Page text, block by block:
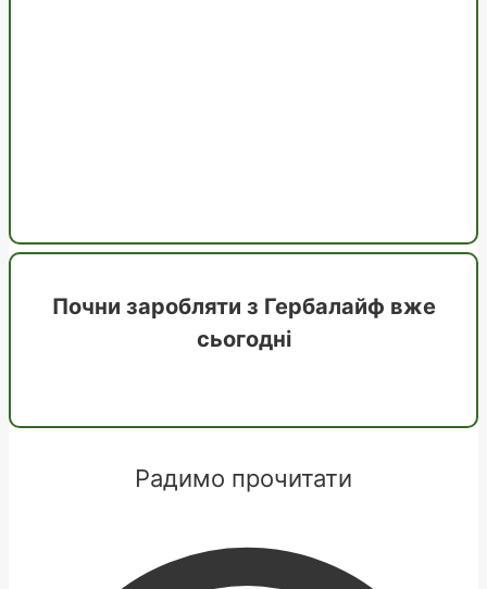
Почни заробляти з Гербалайф вже
сьогодні
Радимо прочитати